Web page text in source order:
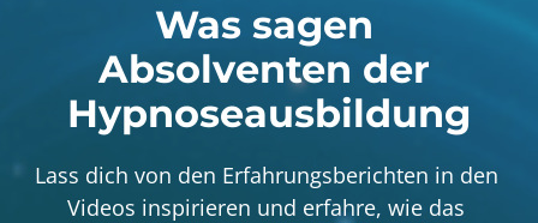
Was sagen
Absolventen der
Hypnoseausbildung
Lass dich von den Erfahrungsberichten in den
Videos inspirieren und erfahre, wie das